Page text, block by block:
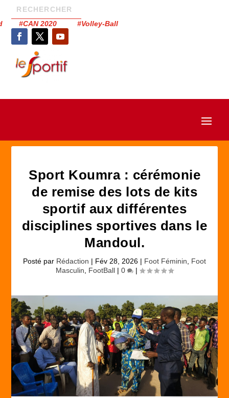
#CAN 2020 #Volley-Ball
Sport Koumra : cérémonie
de remise des lots de kits
sportif aux différentes
disciplines sportives dans le
Mandoul.
Posté par Rédaction | Fév 28, 2026 | Foot Féminin
Foot
Masculin
FootBall | 0 |